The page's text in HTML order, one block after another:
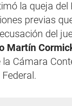
la queja del
previas
del
Martín
Cámara